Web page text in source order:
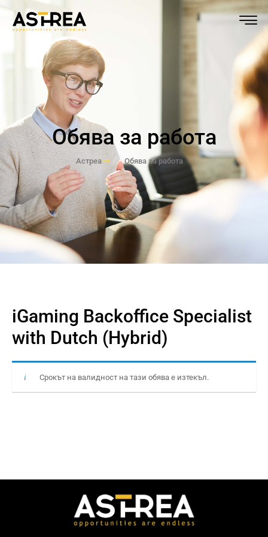
Обява за работа
Астреа Обява за работа
iGaming Backоffice Specialist
with Dutch (Hybrid)
Срокът на валидност на тази обява е изтекъл.